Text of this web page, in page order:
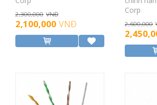
2,300,000 VNĐ
2,100,000 VNĐ
Corp
2,600,000